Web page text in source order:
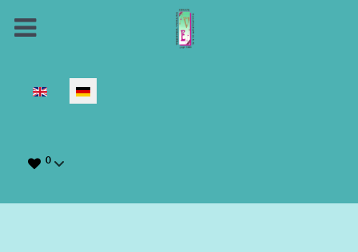
Sprache auswählen
0